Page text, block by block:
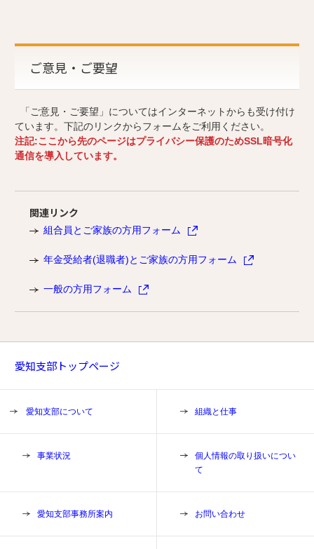
ご意見・ご要望
「ご意見・ご要望」についてはインターネットからも受け付け
ています。下記のリンクからフォームをご利用ください。
注記:ここから先のページはプライバシー保護のためSSL暗号化
通信を導入しています。
関連リンク
組合員とご家族の方用フォーム
年金受給者(退職者)とご家族の方用フォーム
一般の方用フォーム
愛知支部トップページ
愛知支部について 組織と仕事
事業状況
個人情報の取り扱いについ
て
愛知支部事務所案内 お問い合わせ